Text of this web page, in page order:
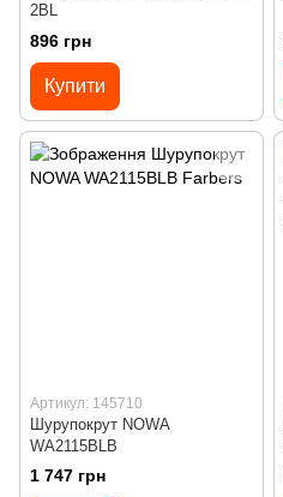
2BL
896 грн
Купити
Артикул: 145710
Шурупокрут NOWA
WA2115BLB
1 747 грн